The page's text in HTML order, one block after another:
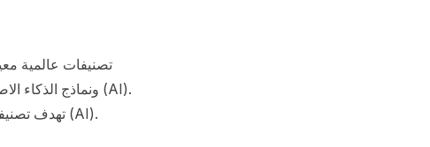
تهدف تصنيفاتنا إلى توفير مرجع متسق وموثوق لفهم المشهد العالمي للذكاء الاصطناعي (AI).